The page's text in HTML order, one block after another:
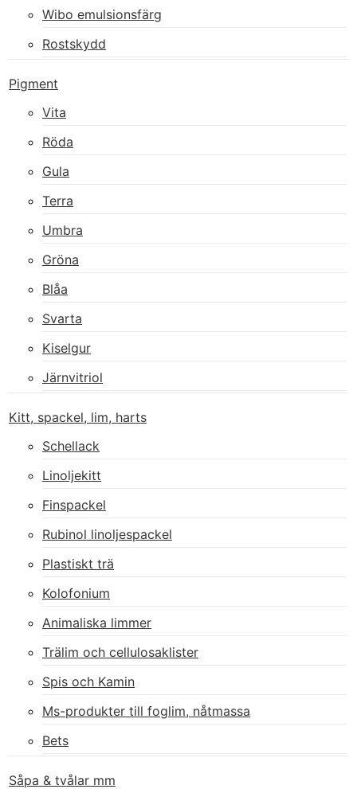
Wibo emulsionsfärg
Rostskydd
Pigment
Vita
Röda
Gula
Terra
Umbra
Gröna
Blåa
Svarta
Kiselgur
Järnvitriol
Kitt, spackel, lim, harts
Schellack
Linoljekitt
Finspackel
Rubinol linoljespackel
Plastiskt trä
Kolofonium
Animaliska limmer
Trälim och cellulosaklister
Spis och Kamin
Ms-produkter till foglim, nåtmassa
Bets
Såpa & tvålar mm